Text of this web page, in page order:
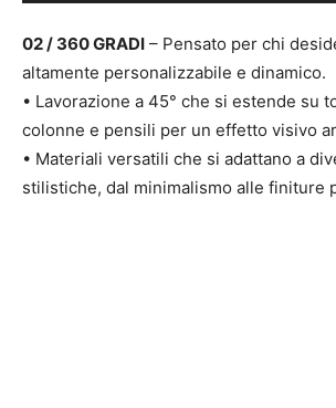
02 / 360 GRADI – Pensato per chi
altamente personalizzabile e dinamico.
• Lavorazione a 45° che si estende su
colonne e pensili per un effetto visivo
• Materiali versatili che si adattano a
stilistiche, dal minimalismo alle finiture